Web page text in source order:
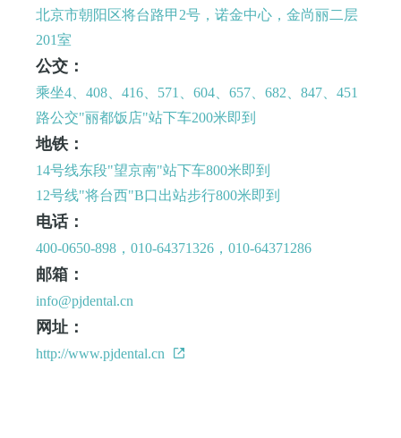
首页
北京市朝阳区将台路甲2号，诺金中心，金尚丽二层
201室
公交：
乘坐4、408、416、571、604、657、682、847、451
路公交"丽都饭店"站下车200米即到
地铁：
14号线东段"望京南"站下车800米即到
12号线"将台西"B口出站步行800米即到
电话：
400-0650-898，010-64371326，010-64371286
邮箱：
info@pjdental.cn
网址：
http://www.pjdental.cn